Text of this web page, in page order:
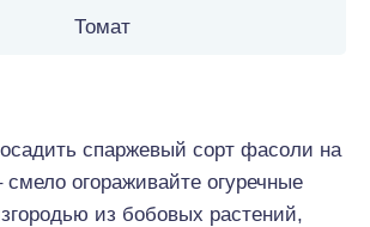
Томат
спаржевый сорт фасоли на
смело огораживайте огуречные
из бобовых растений,